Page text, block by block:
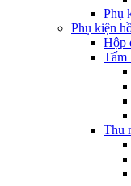
Phụ
Phụ kiện
Hộp
Tấm
Thu